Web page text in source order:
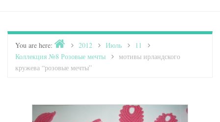
You are here: Home2012 Июль 11
Коллекция №8 Розовые мечты
мотивы ирландского
кружева “розовые мечты”